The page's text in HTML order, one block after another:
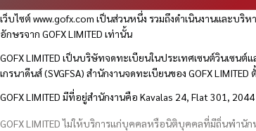
เว็บไซต์www.gofx.com เป็นส่วนหนึ่ง รวมถึงดำเนินงานและบริ
อักษรจาก GOFX LIMITED เท่านั้น
GOFX LIMITED เป็นบริษัทจดทะเบียนในประเทศเซนต์วินเซน
เกรนาดีนส์ (SVGFSA) สำนักงานจดทะเบียนของ GOFX
GOFX LIMITED มีที่อยู่สำนักงานคือ Kavalas 24, Flat 301,
GOFX LIMITED ไม่ให้บริการแก่บุคคลหรือนิติบุคคลที่มีถิ่นพำนั